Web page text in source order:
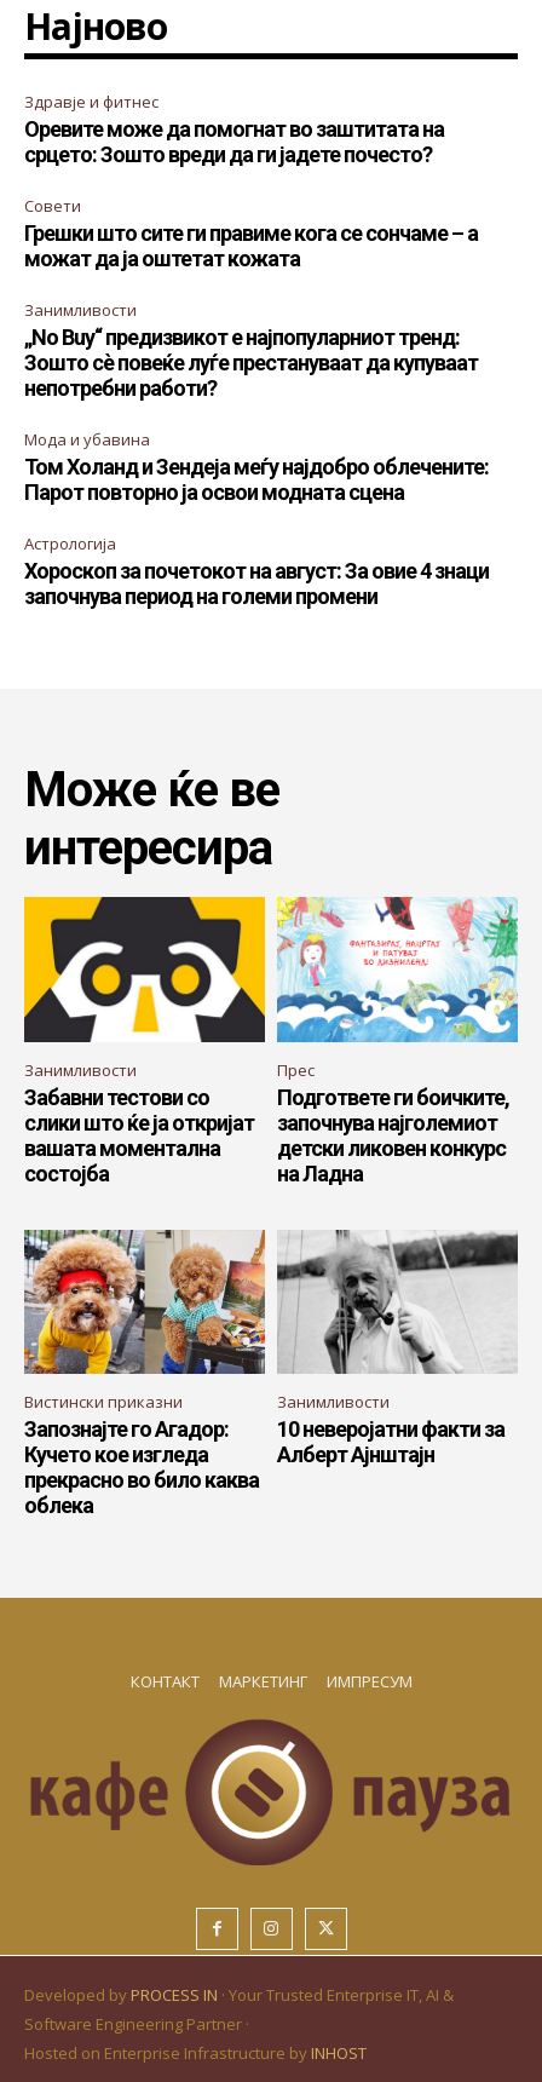
Најново
Здравје и фитнес
Оревите може да помогнат во заштитата на
срцето: Зошто вреди да ги јадете почесто?
Совети
Грешки што сите ги правиме кога се сончаме – а
можат да ја оштетат кожата
Занимливости
„No Buy“ предизвикот е најпопуларниот тренд:
Зошто сè повеќе луѓе престануваат да купуваат
непотребни работи?
Мода и убавина
Том Холанд и Зендеја меѓу најдобро облечените:
Парот повторно ја освои модната сцена
Астрологија
Хороскоп за почетокот на август: За овие 4 знаци
започнува период на големи промени
Може ќе ве
интересира
Занимливости
Забавни тестови со
слики што ќе ја откријат
вашата моментална
состојба
Прес
Подгответе ги боичките,
започнува најголемиот
детски ликовен конкурс
на Ладна
Вистински приказни
Запознајте го Агадор:
Кучето кое изгледа
прекрасно во било каква
облека
Занимливости
10 неверојатни факти за
Алберт Ајнштајн
КОНТАКТ МАРКЕТИНГ ИМПРЕСУМ
Developed by PROCESS IN · Your Trusted Enterprise IT, AI &
Software Engineering Partner ·
Hosted on Enterprise Infrastructure by INHOST